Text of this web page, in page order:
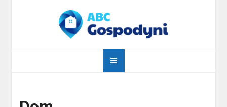
abcgospodyni.pl